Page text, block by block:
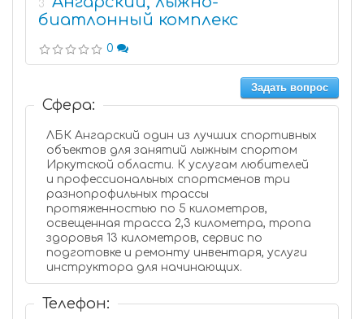
3
биатлонный комплекс
0
Задать вопрос
Сфера:
ЛБК Ангарский один из лучших спортивных
объектов для занятий лыжным спортом
Иркутской области. К услугам любителей
и профессиональных спортсменов три
разнопрофильных трассы
протяженностью по 5 километров,
освещенная трасса 2,3 километра, тропа
здоровья 13 километров, сервис по
подготовке и ремонту инвентаря, услуги
инструктора для начинающих.
Телефон: